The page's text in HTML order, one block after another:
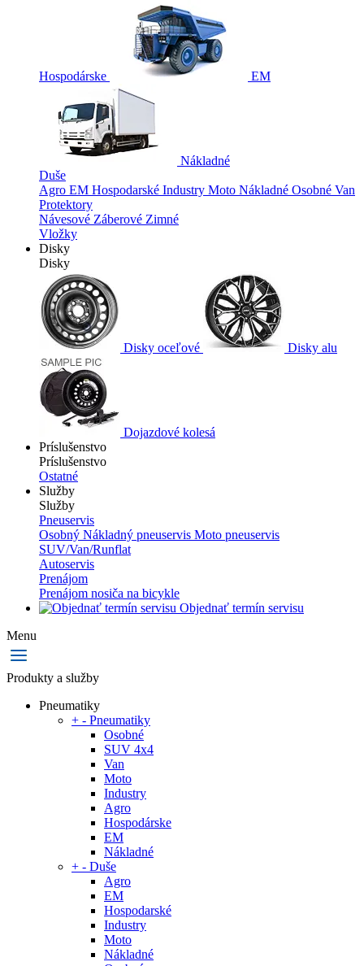
Hospodárske EM
Nákladné
Duše
Agro EM Hospodarské Industry Moto Nákladné Osobné Van
Protektory
Návesové Záberové Zimné
Vložky
Disky
Disky
Disky oceľové Disky alu
Dojazdové kolesá
Príslušenstvo
Príslušenstvo
Ostatné
Služby
Služby
Pneuservis
Osobný Nákladný pneuservis Moto pneuservis
SUV/Van/Runflat
Autoservis
Prenájom
Prenájom nosiča na bicykle
Objednať termín servisu
Menu
Produkty a služby
Pneumatiky
+ - Pneumatiky
Osobné
SUV 4x4
Van
Moto
Industry
Agro
Hospodárske
EM
Nákladné
+ - Duše
Agro
EM
Hospodarské
Industry
Moto
Nákladné